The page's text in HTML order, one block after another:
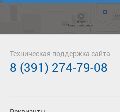
Техническая поддержка сайта
8 (391) 274-79-08